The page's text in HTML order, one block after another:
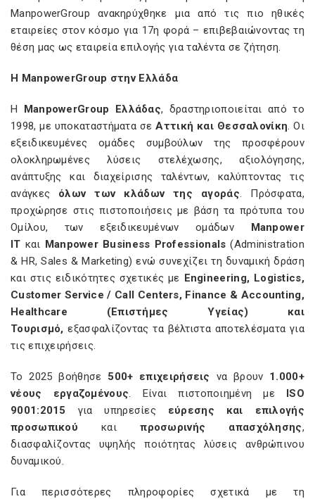
ManpowerGroup ανακηρύχθηκε μια από τις πιο ηθικές
εταιρείες στον κόσμο για 17η φορά – επιβεβαιώνοντας τη
θέση μας ως εταιρεία επιλογής για ταλέντα σε ζήτηση.
Η ManpowerGroup στην Ελλάδα
Η ManpowerGroup Ελλάδας, δραστηριοποιείται από το
1998, με υποκαταστήματα σεΑττική και Θεσσαλονίκη. Οι
εξειδικευμένες ομάδες συμβούλων της προσφέρουν
ολοκληρωμένες λύσεις στελέχωσης, αξιολόγησης,
ανάπτυξης και διαχείρισης ταλέντων, καλύπτοντας τις
ανάγκες όλων των κλάδων της αγοράς. Πρόσφατα,
προχώρησε στις πιστοποιήσεις με βάση τα πρότυπα του
Ομίλου, των εξειδικευμένων ομάδων Manpower
IT και Manpower Business Professionals (Administration
& HR, Sales & Marketing) ενώ συνεχίζει τη δυναμική δράση
και στις ειδικότητες σχετικές με Engineering, Logistics,
Customer Service / Call Centers, Finance & Accounting,
Healthcare (Επιστήμες Υγείας) και
Τουρισμό, εξασφαλίζοντας τα βέλτιστα αποτελέσματα για
τις επιχειρήσεις.
Το 2025 βοήθησε 500+ επιχειρήσεις να βρουν 1.000+
νέους εργαζομένους. Είναι πιστοποιημένη με ISO
9001:2015 για υπηρεσίες εύρεσης και επιλογής
προσωπικού καιπροσωρινής απασχόλησης,
διασφαλίζοντας υψηλής ποιότητας λύσεις ανθρώπινου
δυναμικού.
Για περισσότερες πληροφορίες σχετικά με τη